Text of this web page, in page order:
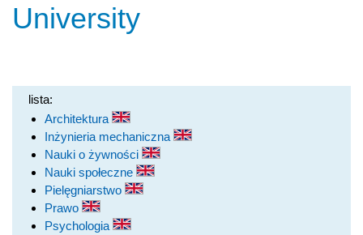
University
lista:
Architektura
Inżynieria mechaniczna
Nauki o żywności
Nauki społeczne
Pielęgniarstwo
Prawo
Psychologia